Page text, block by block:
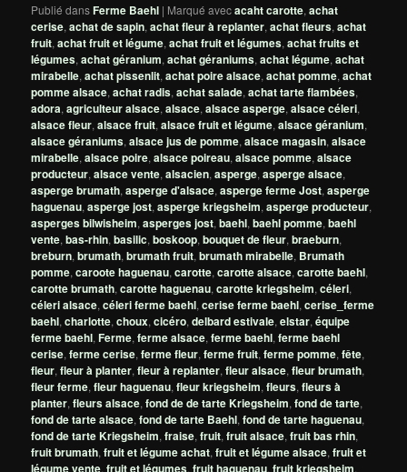
Publié dansFerme Baehl | Marqué avecacaht carotte,achat
cerise,achat de sapin,achat fleur à replanter,achat fleurs,achat
fruit,achat fruit et légume,achat fruit et légumes,achat fruits et
légumes,achat géranium,achat géraniums,achat légume,achat
mirabelle,achat pissenlit,achat poire alsace,achat pomme,achat
pomme alsace,achat radis,achat salade,achat tarte flambées,
adora,agriculteur alsace,alsace,alsace asperge,alsace céleri,
alsace fleur,alsace fruit,alsace fruit et légume,alsace géranium,
alsace géraniums,alsace jus de pomme,alsace magasin,alsace
mirabelle,alsace poire,alsace poireau,alsace pomme,alsace
producteur,alsace vente,alsacien,asperge,asperge alsace,
asperge brumath,asperge d'alsace,asperge ferme Jost,asperge
haguenau,asperge jost,asperge kriegsheim,asperge producteur,
asperges bilwisheim,asperges jost,baehl,baehl pomme,baehl
vente,bas-rhin,basilic,boskoop,bouquet de fleur,braeburn,
breburn,brumath,brumath fruit,brumath mirabelle, Brumath
pomme,caroote haguenau,carotte,carotte alsace,carotte baehl,
carotte brumath,carotte haguenau,carotte kriegsheim,céleri,
céleri alsace,céleri ferme baehl,cerise ferme baehl,cerise_ferme
baehl,charlotte,choux,cicéro,delbard estivale,elstar,équipe
ferme baehl,Ferme,ferme alsace,ferme baehl,ferme baehl
cerise,ferme cerise,ferme fleur,ferme fruit,ferme pomme,fête,
fleur,fleur à planter,fleur à replanter,fleur alsace,fleur brumath,
fleur ferme,fleur haguenau,fleur kriegsheim,fleurs,fleurs à
planter,fleurs alsace,fond de de tarte Kriegsheim,fond de tarte,
fond de tarte alsace,fond de tarte Baehl,fond de tarte haguenau,
fond de tarte Kriegsheim,fraise,fruit,fruit alsace,fruit bas rhin,
fruit brumath,fruit et légume achat,fruit et légume alsace,fruit et
légume vente,fruit et légumes,fruit haguenau,fruit kriegsheim,